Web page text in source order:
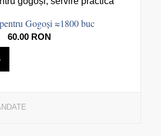
Gogoși ≈1800 buc
60.00 RON